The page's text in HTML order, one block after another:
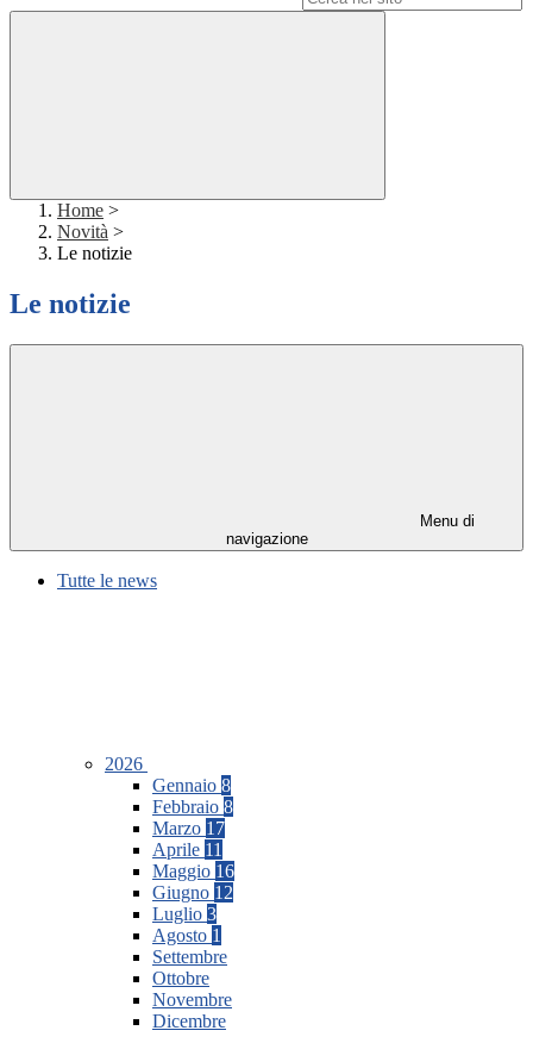
Home >
Novità >
Le notizie
Le notizie
Menu di
navigazione
Tutte le news
2026
Gennaio 8
Febbraio 8
Marzo 17
Aprile 11
Maggio 16
Giugno 12
Luglio 3
Agosto 1
Settembre
Ottobre
Novembre
Dicembre